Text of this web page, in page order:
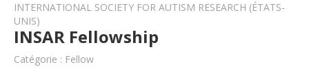
INTERNATIONAL SOCIETY FOR AUTISM RESEARCH (ÉTATS-
UNIS)
INSAR Fellowship
Catégorie : Fellow